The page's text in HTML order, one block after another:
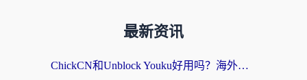
最新资讯
ChickCN和Unblock Youku好用吗？海外党亲测3款回国加速器，附iOS免费选择指南